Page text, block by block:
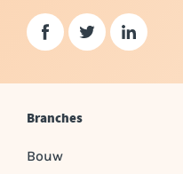
Branches
Bouw